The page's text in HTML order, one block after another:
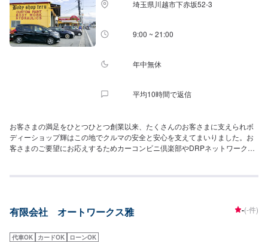
埼玉県川越市下赤坂52‐3
9:00 ~ 21:00
年中無休
平均10時間で返信
お客さまの満足をひとつひとつ創業以来、たくさんのお客さまに支えられボ
ディーショップ輝はこの地でクルマの安全と安心を支えてまいりました。お
客さまのご要望にお応えするためカーコンビニ倶楽部やDRPネットワークに
般事故車～軽板金、レストア、カスタムペイントにいたるまで、キャリアを
ださい。
有限会社 オートワークス雅 -(-件)
代車OK カードOK ローンOK